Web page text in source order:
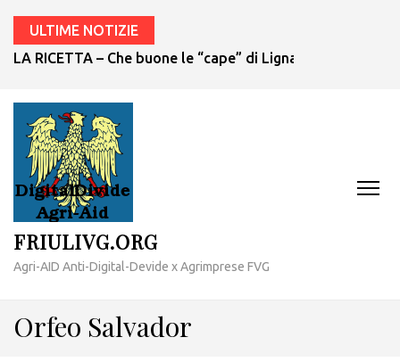
ULTIME NOTIZIE
LA RICETTA – Che buone le “cape” di Lignano!
FRIULIVG.ORG
Agri-AID Anti-Digital-Devide x Agrimprese FVG
Orfeo Salvador